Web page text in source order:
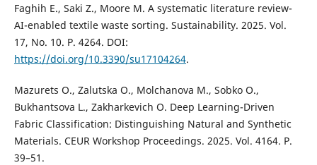
Faghih E., Saki Z., Moore M. A systematic literature review-
AI-enabled textile waste sorting. Sustainability. 2025. Vol.
17, No. 10. P. 4264. DOI:
https://doi.org/10.3390/su17104264.
Mazurets O., Zalutska O., Molchanova M., Sobko O.,
Bukhantsova L., Zakharkevich O. Deep Learning-Driven
Fabric Classification: Distinguishing Natural and Synthetic
Materials. CEUR Workshop Proceedings. 2025. Vol. 4164. P.
39–51.